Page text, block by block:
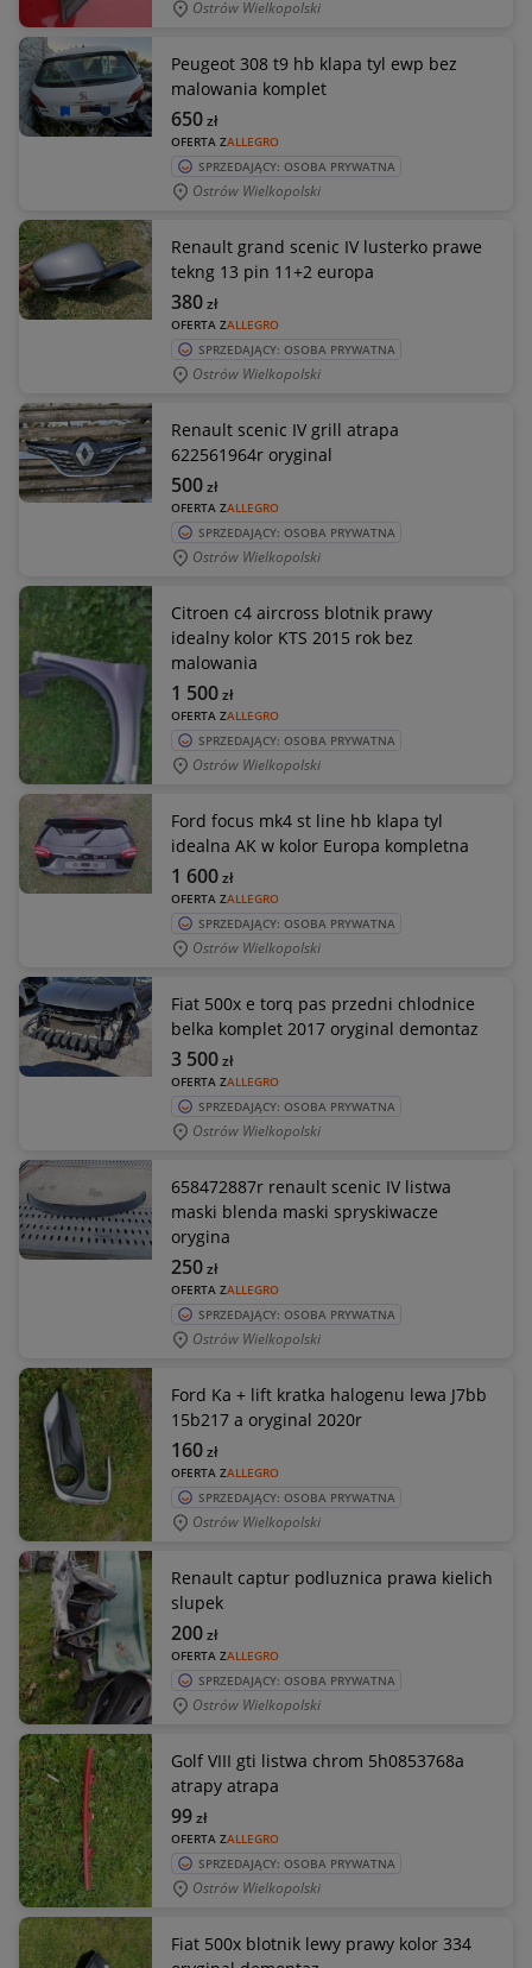
Ostrów Wielkopolski
Peugeot 308 t9 hb klapa tyl ewp bez
malowania komplet
OFERTA ZALLEGRO
650zł
SPRZEDAJĄCY: OSOBA PRYWATNA
Ostrów Wielkopolski
Renault grand scenic IV lusterko prawe
tekng 13 pin 11+2 europa
OFERTA ZALLEGRO
380zł
SPRZEDAJĄCY: OSOBA PRYWATNA
Ostrów Wielkopolski
Renault scenic IV grill atrapa
622561964r oryginal
OFERTA ZALLEGRO
500zł
SPRZEDAJĄCY: OSOBA PRYWATNA
Ostrów Wielkopolski
Citroen c4 aircross blotnik prawy
idealny kolor KTS 2015 rok bez
malowania
OFERTA ZALLEGRO
1 500zł
SPRZEDAJĄCY: OSOBA PRYWATNA
Ostrów Wielkopolski
Ford focus mk4 st line hb klapa tyl
idealna AK w kolor Europa kompletna
OFERTA ZALLEGRO
1 600zł
SPRZEDAJĄCY: OSOBA PRYWATNA
Ostrów Wielkopolski
Fiat 500x e torq pas przedni chlodnice
belka komplet 2017 oryginal demontaz
OFERTA ZALLEGRO
3 500zł
SPRZEDAJĄCY: OSOBA PRYWATNA
Ostrów Wielkopolski
658472887r renault scenic IV listwa
maski blenda maski spryskiwacze
orygina
OFERTA ZALLEGRO
250zł
SPRZEDAJĄCY: OSOBA PRYWATNA
Ostrów Wielkopolski
Ford Ka + lift kratka halogenu lewa J7bb
15b217 a oryginal 2020r
OFERTA ZALLEGRO
160zł
SPRZEDAJĄCY: OSOBA PRYWATNA
Ostrów Wielkopolski
Renault captur podluznica prawa kielich
slupek
OFERTA ZALLEGRO
200zł
SPRZEDAJĄCY: OSOBA PRYWATNA
Ostrów Wielkopolski
Golf VIII gti listwa chrom 5h0853768a
atrapy atrapa
OFERTA ZALLEGRO
99zł
SPRZEDAJĄCY: OSOBA PRYWATNA
Ostrów Wielkopolski
Fiat 500x blotnik lewy prawy kolor 334